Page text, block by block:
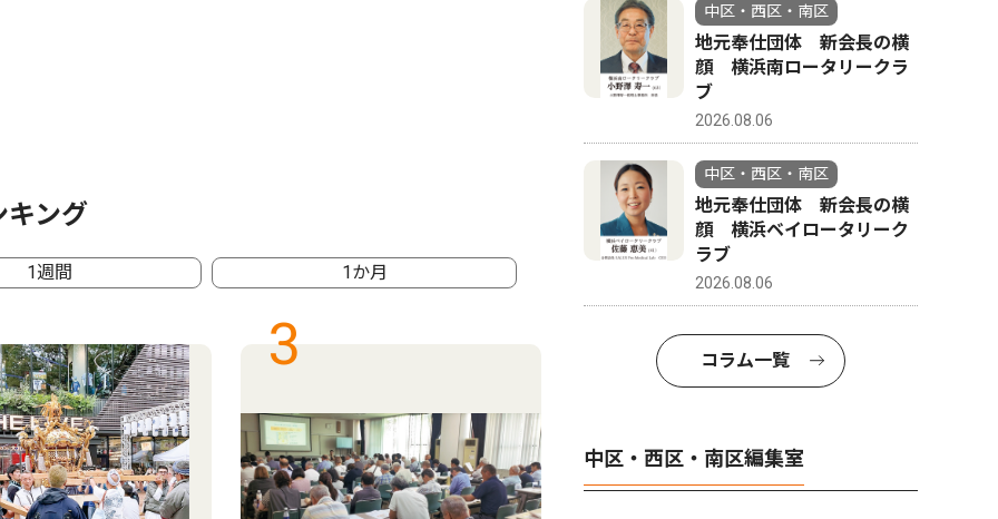
キング
1週間 1か月
3
中区・西区・南区
地元奉仕団体 新会長の横
顔 横浜南ロータリークラ
ブ
2026.08.06
中区・西区・南区
地元奉仕団体 新会長の横
顔 横浜ベイロータリーク
ラブ
2026.08.06
コラム一覧
中区・西区・南区編集室